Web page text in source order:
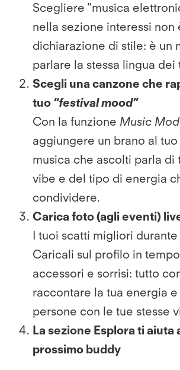
Scegliere “musica
nella sezione interessi non
dichiarazione di stile: è un
parlare la stessa lingua dei
Scegli una canzone che
tuo “festival mood”
Con la funzione Music
aggiungere un brano al
musica che ascolti parla di
vibe e del tipo di energia
condividere.
Carica foto (agli eventi)
I tuoi scatti migliori
Caricali sul profilo in
accessori e sorrisi: tutto
raccontare la tua energia
persone con le tue stesse
La sezione Esplora ti aiuta
prossimo buddy